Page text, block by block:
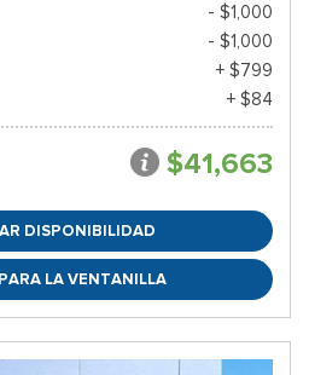
- $1,000
- $1,000
+ $799
+ $84
$41,663
DISPONIBILIDAD
LA VENTANILLA